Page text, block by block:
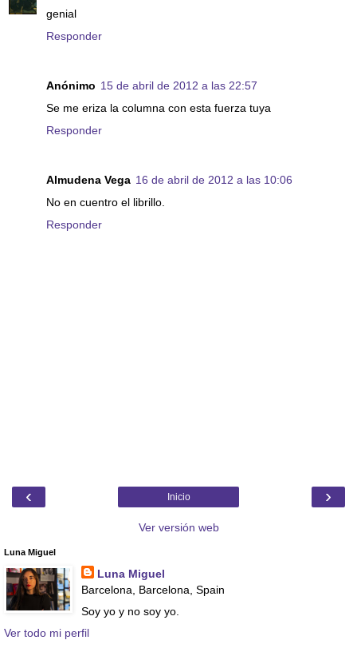
genial
Responder
Anónimo 15 de abril de 2012 a las 22:57
Se me eriza la columna con esta fuerza tuya
Responder
Almudena Vega 16 de abril de 2012 a las 10:06
No en cuentro el librillo.
Responder
‹ ›
Inicio
Ver versión web
Luna Miguel
Luna Miguel
Barcelona, Barcelona, Spain
Soy yo y no soy yo.
Ver todo mi perfil